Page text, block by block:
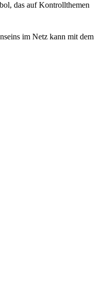
das auf Kontrollthemen
im Netz kann mit dem